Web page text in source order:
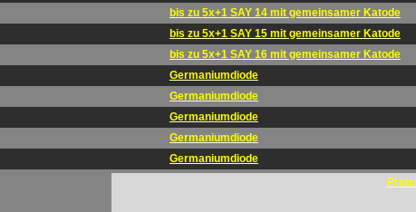
bis zu 5x+1 SAY 14 mit gemeinsamer Katode
bis zu 5x+1 SAY 15 mit gemeinsamer Katode
bis zu 5x+1 SAY 16 mit gemeinsamer Katode
Germaniumdiode
Germaniumdiode
Germaniumdiode
Germaniumdiode
Germaniumdiode